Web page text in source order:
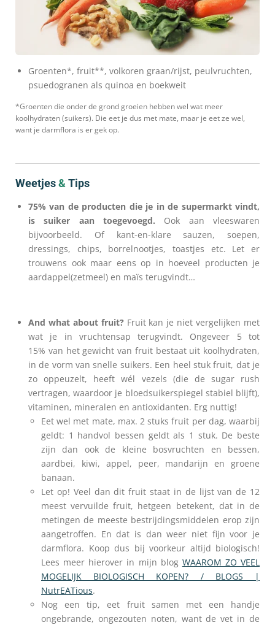
Groenten*, fruit**, volkoren graan/rijst, peulvruchten,
psuedogranen als quinoa en boekweit
*Groenten die onder de grond groeien hebben wel wat meer
koolhydraten (suikers). Die eet je dus met mate, maar je eet ze wel,
want je darmflora is er gek op.
Weetjes & Tips
75% van de producten die je in de supermarkt vindt,
is suiker aan toegevoegd.
Ook aan vleeswaren
bijvoorbeeld. Of kant-en-klare sauzen, soepen,
dressings, chips, borrelnootjes, toastjes etc. Let er
trouwens ook maar eens op in hoeveel producten je
aardappel(zetmeel) en maïs terugvindt…
And what about fruit? Fruit kan je niet vergelijken met
wat je in vruchtensap terugvindt. Ongeveer 5 tot
15% van het gewicht van fruit bestaat uit koolhydraten,
in de vorm van snelle suikers. Een heel stuk fruit, dat je
zo oppeuzelt, heeft wél vezels (die de sugar rush
vertragen, waardoor je bloedsuikerspiegel stabiel blijft),
vitaminen, mineralen en antioxidanten. Erg nuttig!
Eet wel met mate, max. 2 stuks fruit per dag, waarbij
geldt: 1 handvol bessen geldt als 1 stuk. De beste
zijn dan ook de kleine bosvruchten en bessen,
aardbei, kiwi, appel, peer, mandarijn en groene
banaan.
Let op! Veel dan dit fruit staat in de lijst van de 12
meest vervuilde fruit, hetgeen betekent, dat in de
metingen de meeste bestrijdingsmiddelen erop zijn
aangetroffen. En dat is dan weer niet fijn voor je
darmflora. Koop dus bij voorkeur altijd biologisch!
Lees meer hierover in mijn blog WAAROM ZO VEEL
MOGELIJK BIOLOGISCH KOPEN? / BLOGS |
NutrEATious.
Nog een tip, eet fruit samen met een handje
ongebrande, ongezouten noten, want de vet in de